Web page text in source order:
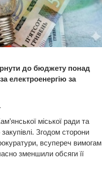
до бюджету понад
електроенергію за
міської ради та
Згодом сторони
всупереч вимогам
зменшили обсяги її